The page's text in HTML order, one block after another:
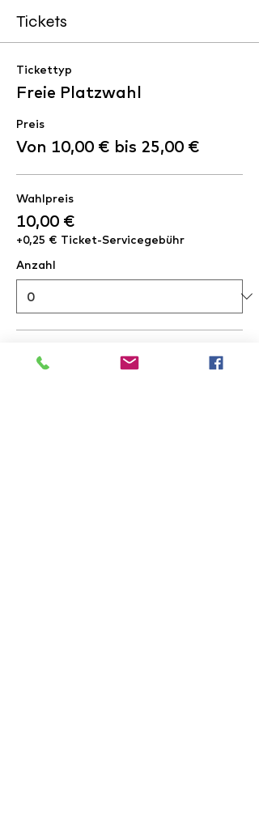
Tickets
Tickettyp
Freie Platzwahl
Preis
Von 10,00 € bis 25,00 €
Wahlpreis
10,00 €
+0,25 € Ticket-Servicegebühr
Anzahl
Wahlpreis
15,00 €